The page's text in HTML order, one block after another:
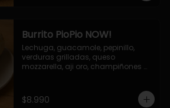
Burrito PioPio NOW!
Lechuga, guacamole, pepinillo,
verduras grilladas, queso
mozzarella, aji oro, champiñones
$8.990